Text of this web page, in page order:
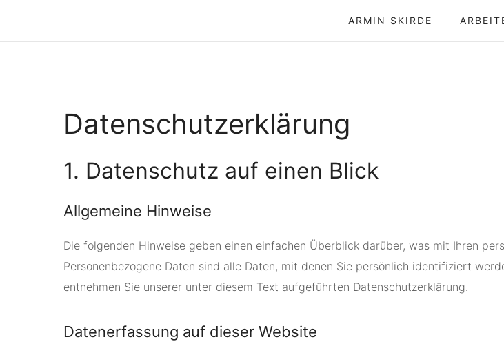
ARMIN SKIRDE
Datenschutz­erklärung
1. Datenschutz auf einen Blick
Allgemeine Hinweise
Die folgenden Hinweise geben einen einfachen Überblick darüber, was mit Ihren
Personenbezogene Daten sind alle Daten, mit denen Sie persönlich identifiziert
entnehmen Sie unserer unter diesem Text aufgeführten Datenschutzerklärung.
Datenerfassung auf dieser Website